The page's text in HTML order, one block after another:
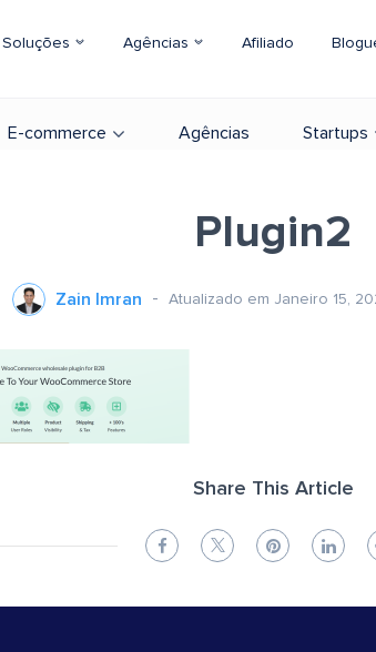
Soluções Agências Afiliado
E-commerce Agências Startups
Plugin2
Zain Imran Atualizado em Janeiro 15,
Share This Article